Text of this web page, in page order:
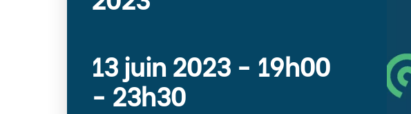
13 juin 2023 - 19h00
- 23h30